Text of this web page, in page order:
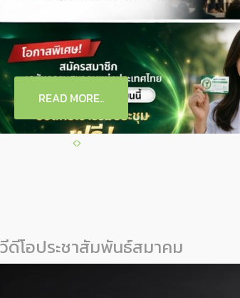
READ MORE..
วีดีโอประชาสัมพันธ์สมาคม